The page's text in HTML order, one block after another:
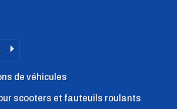
de véhicules
scooters et fauteuils roulants